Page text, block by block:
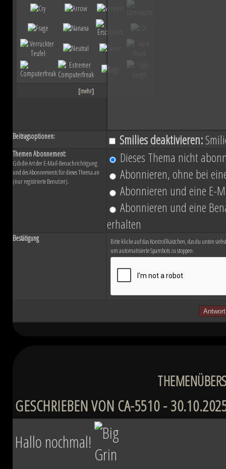
ihn mit der Einnahme von
Eindruck einer erneuten
sichert sich Vesperum die Loyalität
Vernichtung aller Dissidenten und
Schlacht von Endor noch den
nun in weiter Ferne. Der Entscheid
fallen und niemand vermag auch
Planeten aussehen wird....
[mehr]
Beitragsoptionen: Smilies deaktivieren:
Themen Abonnement:
Gib die Art der E-Mail-Benachrichtigung
und des Abonnements für dieses Thema an
(nur registrierte Benutzer).
Dieses Thema nicht
Abonnieren, ohne bei
Abonnieren und eine E-
Abonnieren und eine
erhalten
Bestätigung
Bitte klicke auf das Kontrollkästchen, das du unten
um automatisierte Spambots zu stoppen.
GESCHRIEBEN VON CA-5510 -
Hallo nochmal!